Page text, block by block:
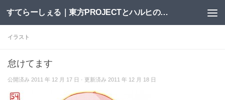
コンテンツへスキップ すてらーしぇる｜東方PROJECTとハルヒの二次創作サイト
イラスト
怠けてます
公開済み 2011 年 12 月 17 日 · 更新済み 2011 年 12 月 18 日